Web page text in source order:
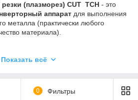
(плазморез) CUT TCH - это
аппарат для выполнения
металла (практически любого
материала).
и их сплавов.
процесс раскроя металла
плазменной дуги, которая
ионизированным газом,
Показать всё
0 Фильтры